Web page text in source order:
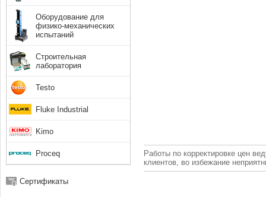
Работы по корректировке цен
клиентов, во избежание
Оборудование для
физико-механических
испытаний
Строительная
лаборатория
Testo
Fluke Industrial
Kimo
Proceq
Сертификаты